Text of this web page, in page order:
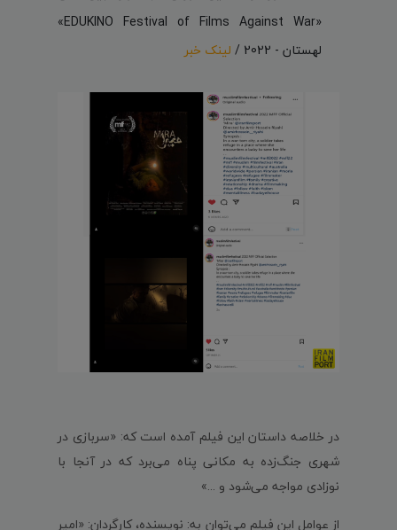
«EDUKINO Festival of Films Against War»
لهستان - 2022 /
لینک خبر
در خلاصه داستان این فیلم آمده است که: «سربازی در
شهری جنگ‌زده به مکانی پناه می‌برد که در آنجا با
نوزادی مواجه می‌شود و ...»
از عوامل این فیلم می‌توان به: نویسنده، کارگردان: «امیر